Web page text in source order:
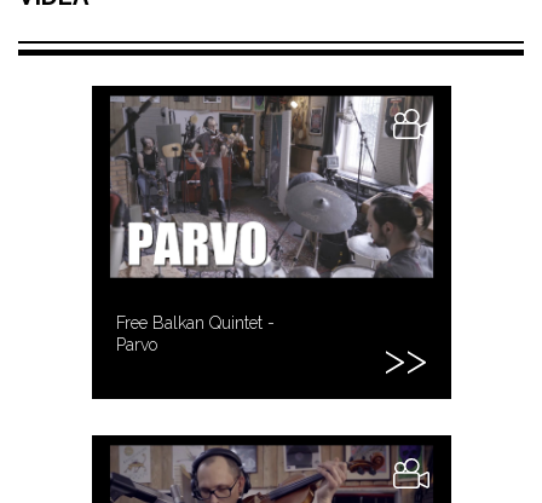
Free Balkan Quintet -
Parvo